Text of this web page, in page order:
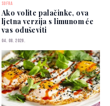
SOFRA
Ako volite palačinke, ova
ljetna verzija s limunom će
vas oduševiti
04. 08. 2026.